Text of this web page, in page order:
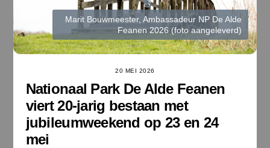
Marit Bouwmeester, Ambassadeur NP De Alde
Feanen 2026 (foto aangeleverd)
20 MEI 2026
Nationaal Park De Alde Feanen
viert 20-jarig bestaan met
jubileumweekend op 23 en 24
mei